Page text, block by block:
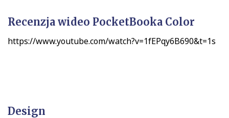
Recenzja wideo PocketBooka Color
https://www.youtube.com/watch?v=1fEPqy6B690&t=1s
Design